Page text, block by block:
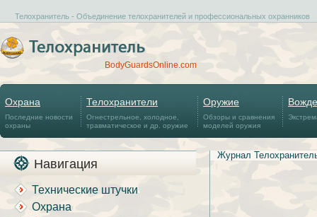
Телохранитель - Объединение телохранителей и профессиональных охранников
BodyGuardsOnline.com
Охрана
Последние новости
охраны
Телохранители
Огнестрельное, холодное,
травматическое и др. оружие
Оружие
Обзоры и сравнения
моделей оружия
Навигация
Технические штучки
Охрана
Журнал